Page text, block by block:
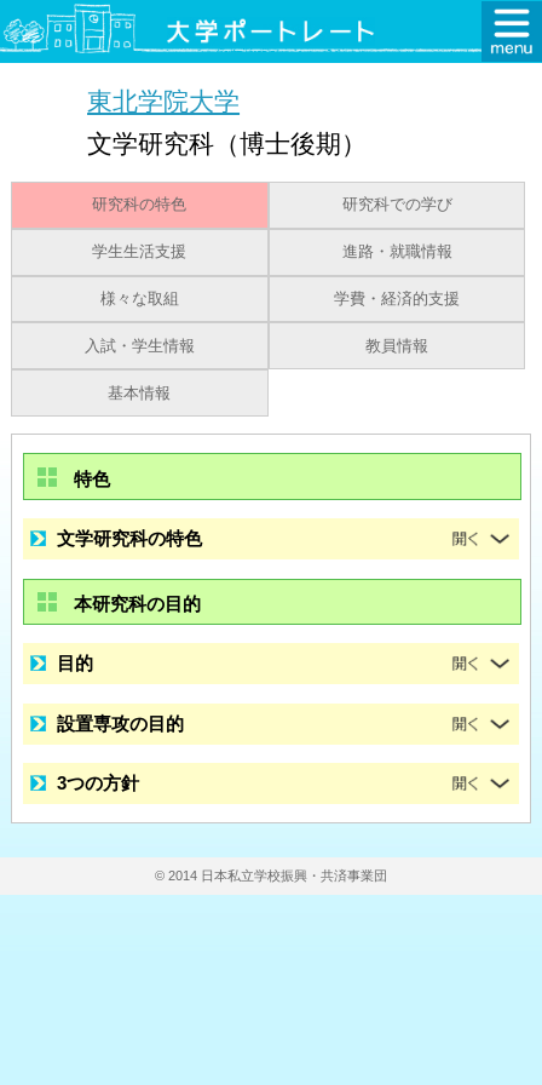
東北学院大学
文学研究科（博士後期）
研究科の特色 研究科での学び
学生生活支援 進路・就職情報
様々な取組 学費・経済的支援
入試・学生情報 教員情報
基本情報
特色
文学研究科の特色
本研究科の目的
目的
設置専攻の目的
3つの方針
© 2014 日本私立学校振興・共済事業団